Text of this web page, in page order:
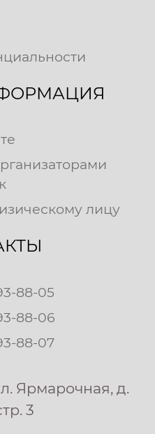
лицу
88-05
88-06
88-07
Ярмарочная, д.
3